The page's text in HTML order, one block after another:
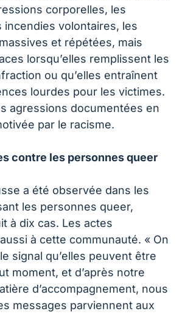
corporelles, les
incendies volontaires, les
et répétées, mais
lorsqu’elles remplissent les
ou qu’elles entraînent
lourdes pour les victimes.
agressions documentées en
par le racisme.
contre les personnes queer
a été observée dans les
les personnes queer,
à dix cas. Les actes
à cette communauté. « On
signal qu’elles peuvent être
moment, et d’après notre
d’accompagnement, nous
messages parviennent aux